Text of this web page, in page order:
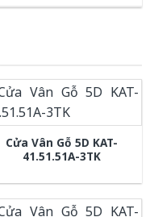
Cửa Vân Gỗ 5D KAT-
41.51.51A-3TK